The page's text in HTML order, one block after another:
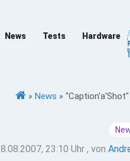
News Tests Hardware
» News »
23:10 Uhr , von